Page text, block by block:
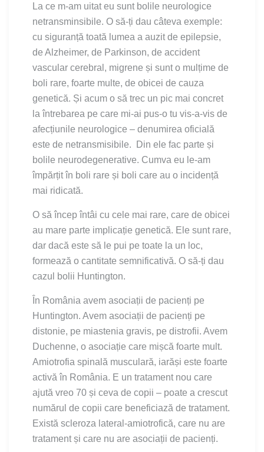
La ce m-am uitat eu sunt bolile neurologice
netransminsibile. O să-ți dau câteva exemple:
cu siguranță toată lumea a auzit de epilepsie,
de Alzheimer, de Parkinson, de accident
vascular cerebral, migrene și sunt o mulțime de
boli rare, foarte multe, de obicei de cauza
genetică. Și acum o să trec un pic mai concret
la întrebarea pe care mi-ai pus-o tu vis-a-vis de
afecțiunile neurologice – denumirea oficială
este de netransmisibile.
Din ele fac parte și
bolile neurodegenerative. Cumva eu le-am
împărțit în boli rare și boli care au o incidență
mai ridicată.
O să încep întâi cu cele mai rare, care de obicei
au mare parte implicație genetică. Ele sunt rare,
dar dacă este să le pui pe toate la un loc,
formează o cantitate semnificativă. O să-ți dau
cazul bolii Huntington.
În România avem asociații de pacienți pe
Huntington. Avem asociații de pacienți pe
distonie, pe miastenia gravis, pe distrofii. Avem
Duchenne, o asociație care mișcă foarte mult.
Amiotrofia spinală musculară, iarăși este foarte
activă în România. E un tratament nou care
ajută vreo 70 și ceva de copii – poate a crescut
numărul de copii care beneficiază de tratament.
Există scleroza lateral-amiotrofică, care nu are
tratament și care nu are asociații de pacienți.